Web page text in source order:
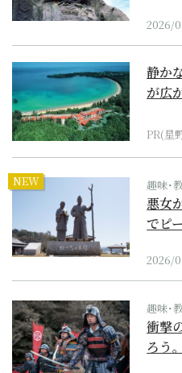
2026/
静か
が広
PR(星
NEW 趣味･
悪女
でピ
2026/
趣味･
衝撃
ろう